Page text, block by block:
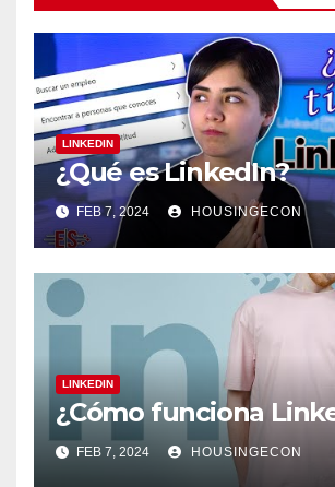
LINKEDIN
¿Qué es LinkedIn?
FEB 7, 2024 HOUSINGECON
LINKEDIN
¿Cómo funciona
FEB 7, 2024 HOUSINGECON